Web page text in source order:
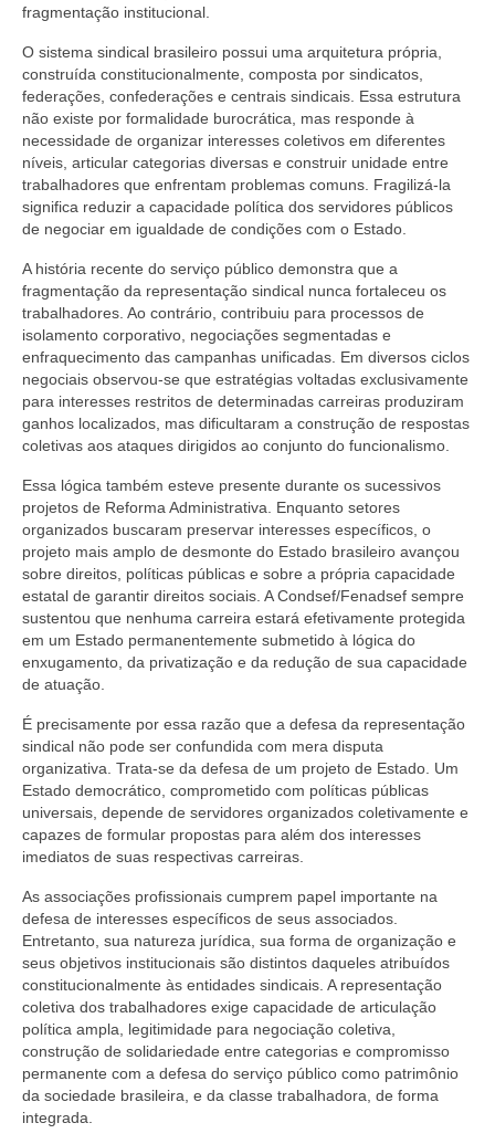
fragmentação institucional.
O sistema sindical brasileiro possui uma arquitetura própria,
construída constitucionalmente, composta por sindicatos,
federações, confederações e centrais sindicais. Essa estrutura
não existe por formalidade burocrática, mas responde à
necessidade de organizar interesses coletivos em diferentes
níveis, articular categorias diversas e construir unidade entre
trabalhadores que enfrentam problemas comuns. Fragilizá-la
significa reduzir a capacidade política dos servidores públicos
de negociar em igualdade de condições com o Estado.
A história recente do serviço público demonstra que a
fragmentação da representação sindical nunca fortaleceu os
trabalhadores. Ao contrário, contribuiu para processos de
isolamento corporativo, negociações segmentadas e
enfraquecimento das campanhas unificadas. Em diversos ciclos
negociais observou-se que estratégias voltadas exclusivamente
para interesses restritos de determinadas carreiras produziram
ganhos localizados, mas dificultaram a construção de respostas
coletivas aos ataques dirigidos ao conjunto do funcionalismo.
Essa lógica também esteve presente durante os sucessivos
projetos de Reforma Administrativa. Enquanto setores
organizados buscaram preservar interesses específicos, o
projeto mais amplo de desmonte do Estado brasileiro avançou
sobre direitos, políticas públicas e sobre a própria capacidade
estatal de garantir direitos sociais. A Condsef/Fenadsef sempre
sustentou que nenhuma carreira estará efetivamente protegida
em um Estado permanentemente submetido à lógica do
enxugamento, da privatização e da redução de sua capacidade
de atuação.
É precisamente por essa razão que a defesa da representação
sindical não pode ser confundida com mera disputa
organizativa. Trata-se da defesa de um projeto de Estado. Um
Estado democrático, comprometido com políticas públicas
universais, depende de servidores organizados coletivamente e
capazes de formular propostas para além dos interesses
imediatos de suas respectivas carreiras.
As associações profissionais cumprem papel importante na
defesa de interesses específicos de seus associados.
Entretanto, sua natureza jurídica, sua forma de organização e
seus objetivos institucionais são distintos daqueles atribuídos
constitucionalmente às entidades sindicais. A representação
coletiva dos trabalhadores exige capacidade de articulação
política ampla, legitimidade para negociação coletiva,
construção de solidariedade entre categorias e compromisso
permanente com a defesa do serviço público como patrimônio
da sociedade brasileira, e da classe trabalhadora, de forma
integrada.